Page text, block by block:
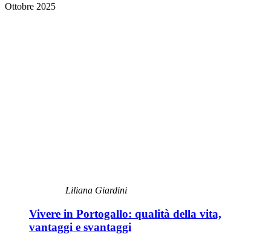
Ottobre 2025
Liliana Giardini
Vivere in Portogallo: qualità della vita,
vantaggi e svantaggi